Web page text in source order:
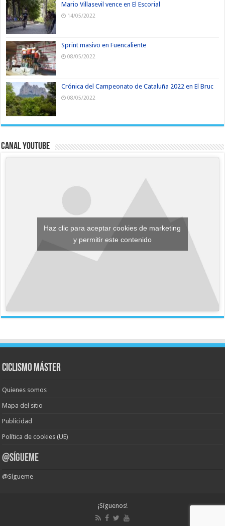
Mario Villasevil vence en El Escorial
14/05/2022
Sprint masivo en Fuencaliente
08/05/2022
Crónica del Campeonato de Cataluña 2022 en El Bruc
08/05/2022
Canal YouTube
Haz clic para aceptar cookies de marketing
y permitir este contenido
Ciclismo Máster
Quienes somos
Mapa del sitio
Publicidad
Política de cookies (UE)
@Sígueme
@Sígueme
¡Síguenos!